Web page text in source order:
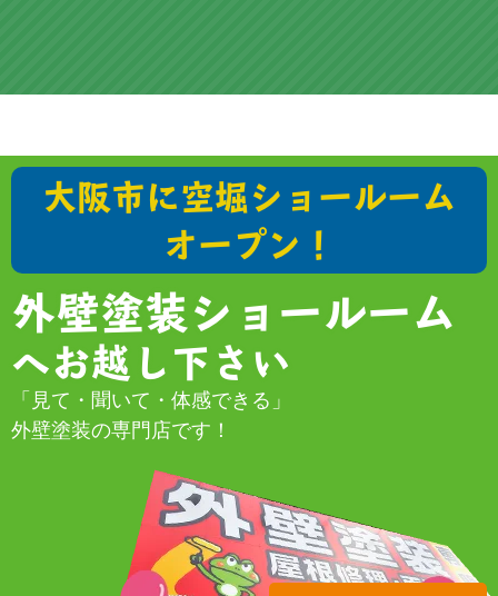
大阪市に空堀ショールーム
オープン！
外壁塗装ショールーム
へお越し下さい
「見て・聞いて・体感できる」
外壁塗装の専門店です！